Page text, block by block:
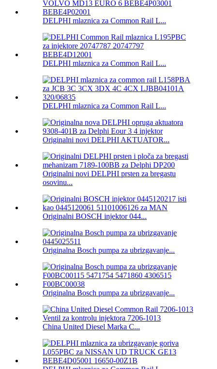
DELPHI mlaznica za Common Rail L...
DELPHI mlaznica za Common Rail L...
DELPHI mlaznica za Common Rail L...
Originalni novi DELPHI AKTUATOR...
Originalni novi DELPHI prsten za bregastu
osovinu...
Originalni BOSCH injektor 044...
Originalna Bosch pumpa za ubrizgavanje...
Originalna Bosch pumpa za ubrizgavanje...
China United Diesel Marka C...